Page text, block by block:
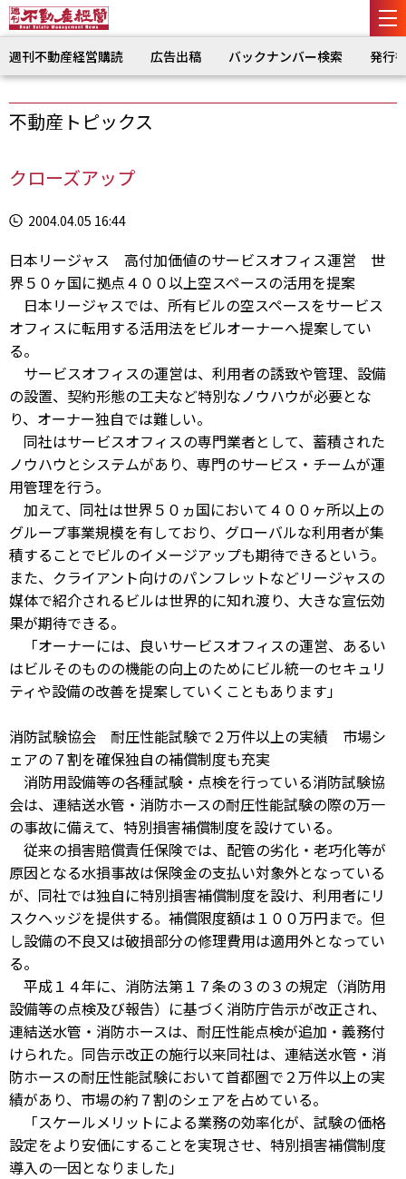
週刊不動産経営購読 広告出稿 バックナンバー検索 発行
不動産トピックス
クローズアップ
2004.04.05 16:44
日本リージャス 高付加価値のサービスオフィス運営 世
界５０ヶ国に拠点４００以上空スペースの活用を提案
日本リージャスでは、所有ビルの空スペースをサービス
オフィスに転用する活用法をビルオーナーへ提案してい
る。
サービスオフィスの運営は、利用者の誘致や管理、設備
の設置、契約形態の工夫など特別なノウハウが必要とな
り、オーナー独自では難しい。
同社はサービスオフィスの専門業者として、蓄積された
ノウハウとシステムがあり、専門のサービス・チームが運
用管理を行う。
加えて、同社は世界５０ヵ国において４００ヶ所以上の
グループ事業規模を有しており、グローバルな利用者が集
積することでビルのイメージアップも期待できるという。
また、クライアント向けのパンフレットなどリージャスの
媒体で紹介されるビルは世界的に知れ渡り、大きな宣伝効
果が期待できる。
「オーナーには、良いサービスオフィスの運営、あるい
はビルそのものの機能の向上のためにビル統一のセキュリ
ティや設備の改善を提案していくこともあります」
消防試験協会 耐圧性能試験で２万件以上の実績 市場シ
ェアの７割を確保独自の補償制度も充実
消防用設備等の各種試験・点検を行っている消防試験協
会は、連結送水管・消防ホースの耐圧性能試験の際の万一
の事故に備えて、特別損害補償制度を設けている。
従来の損害賠償責任保険では、配管の劣化・老巧化等が
原因となる水損事故は保険金の支払い対象外となっている
が、同社では独自に特別損害補償制度を設け、利用者にリ
スクヘッジを提供する。補償限度額は１００万円まで。但
し設備の不良又は破損部分の修理費用は適用外となってい
る。
平成１４年に、消防法第１７条の３の３の規定（消防用
設備等の点検及び報告）に基づく消防庁告示が改正され、
連結送水管・消防ホースは、耐圧性能点検が追加・義務付
けられた。同告示改正の施行以来同社は、連結送水管・消
防ホースの耐圧性能試験において首都圏で２万件以上の実
績があり、市場の約７割のシェアを占めている。
「スケールメリットによる業務の効率化が、試験の価格
設定をより安価にすることを実現させ、特別損害補償制度
導入の一因となりました」